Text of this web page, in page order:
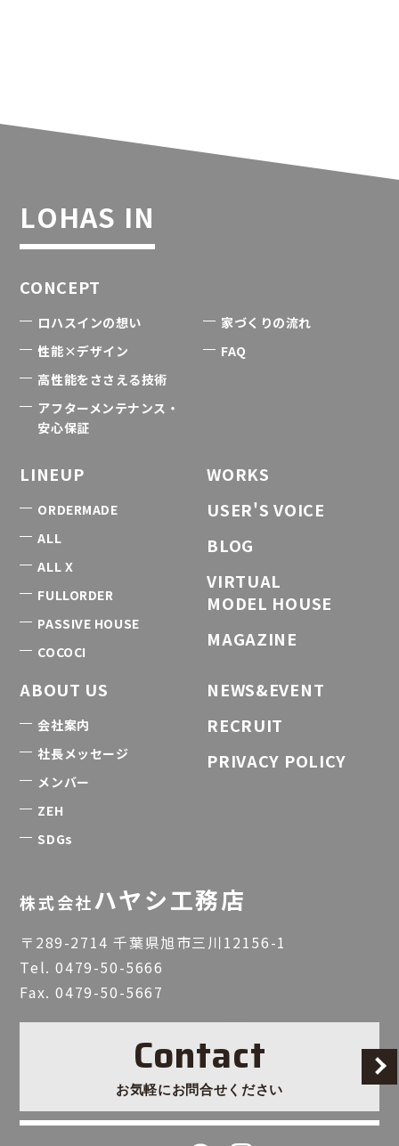
LOHAS IN
CONCEPT
ロハスインの想い
性能×デザイン
高性能をささえる技術
アフターメンテナンス・
安心保証
家づくりの流れ
FAQ
LINEUP
ORDERMADE
ALL
ALL X
FULLORDER
PASSIVE HOUSE
COCOCI
WORKS
USER'S VOICE
BLOG
VIRTUAL
MODEL HOUSE
MAGAZINE
ABOUT US
会社案内
社長メッセージ
メンバー
ZEH
SDGs
NEWS&EVENT
RECRUIT
PRIVACY POLICY
株式会社ハヤシ工務店
〒289-2714 千葉県旭市三川12156-1
Tel.0479-50-5666
Fax. 0479-50-5667
Contact
お気軽にお問合せください